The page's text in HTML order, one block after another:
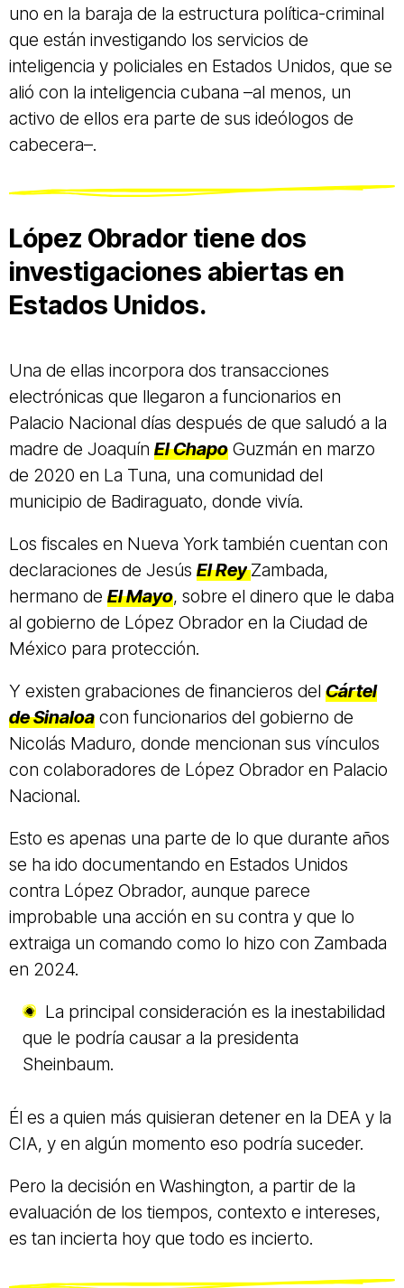
uno en la baraja de la estructura política-criminal
que están investigando los servicios de
inteligencia y policiales en Estados Unidos, que se
alió con la inteligencia cubana –al menos, un
activo de ellos era parte de sus ideólogos de
cabecera–.
López Obrador tiene dos
investigaciones abiertas en
Estados Unidos.
Una de ellas incorpora dos transacciones
electrónicas que llegaron a funcionarios en
Palacio Nacional días después de que saludó a la
madre de Joaquín El Chapo Guzmán en marzo
de 2020 en La Tuna, una comunidad del
municipio de Badiraguato, donde vivía.
Los fiscales en Nueva York también cuentan con
declaraciones de Jesús El Rey Zambada,
hermano de El Mayo, sobre el dinero que le daba
al gobierno de López Obrador en la Ciudad de
México para protección.
Y existen grabaciones de financieros del Cártel
de Sinaloa con funcionarios del gobierno de
Nicolás Maduro, donde mencionan sus vínculos
con colaboradores de López Obrador en Palacio
Nacional.
Esto es apenas una parte de lo que durante años
se ha ido documentando en Estados Unidos
contra López Obrador, aunque parece
improbable una acción en su contra y que lo
extraiga un comando como lo hizo con Zambada
en 2024.
La principal consideración es la inestabilidad
que le podría causar a la presidenta
Sheinbaum.
Él es a quien más quisieran detener en la DEA y la
CIA, y en algún momento eso podría suceder.
Pero la decisión en Washington, a partir de la
evaluación de los tiempos, contexto e intereses,
es tan incierta hoy que todo es incierto.